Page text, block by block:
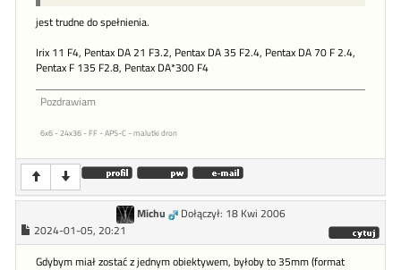
jest trudne do spełnienia.
Irix 11 F4, Pentax DA 21 F3.2, Pentax DA 35 F2.4, Pentax DA 70 F 2.4,
Pentax F 135 F2.8, Pentax DA*300 F4
Pozdrawiam
6x6 - 24x36 - FF - APS-C - malutki dron
Michu
Dołączył: 18 Kwi 2006
2024-01-05, 20:21
Gdybym miał zostać z jednym obiektywem, byłoby to 35mm (format